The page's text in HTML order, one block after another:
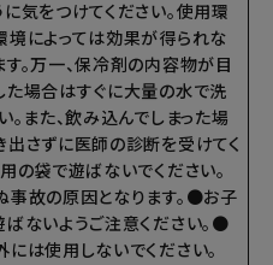
気をつけてください。使用環
によっては効果が得られな
。万一、保冷剤の内容物が目
た場合はすぐに大量の水で洗
。また、飲み込んでしまった場
さずに医師の診断を受けてく
の袋で遊ばないでください。
事故の原因となります。●お子
ないようご注意ください。●
は使用しないでください。